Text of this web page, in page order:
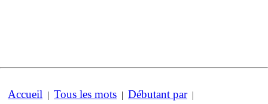
Accueil | Tous les mots | Débutant par|